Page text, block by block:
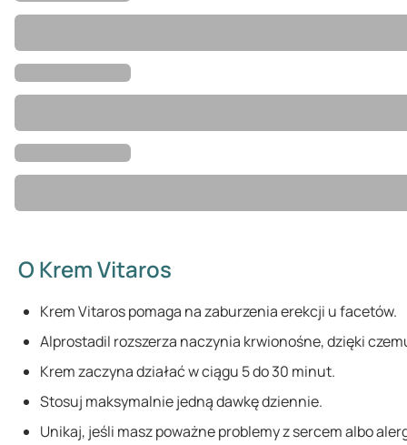
O Krem Vitaros
Krem Vitaros pomaga na zaburzenia erekcji u facetów.
Alprostadil rozszerza naczynia krwionośne, dzięki
Krem zaczyna działać w ciągu 5 do 30 minut.
Stosuj maksymalnie jedną dawkę dziennie.
Unikaj, jeśli masz poważne problemy z sercem albo